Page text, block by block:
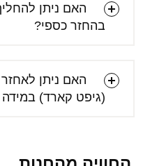
האם ניתן
בהחזר כספי?
האם ניתן
(גיפט קארד) במידה